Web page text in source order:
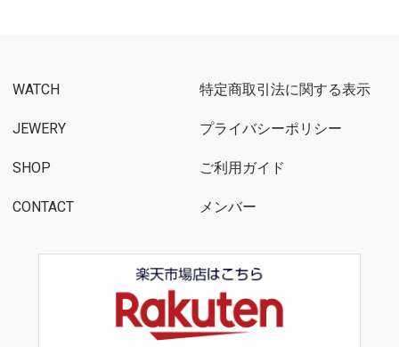
WATCH
JEWERY
SHOP
CONTACT
特定商取引法に関する表示
プライバシーポリシー
ご利用ガイド
メンバー